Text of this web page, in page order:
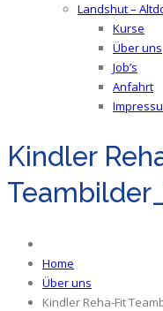
Landshut –
Kurse
Über uns
Job’s
Anfahrt
Kindler
Home
Über uns
Kindler Reha-Fit